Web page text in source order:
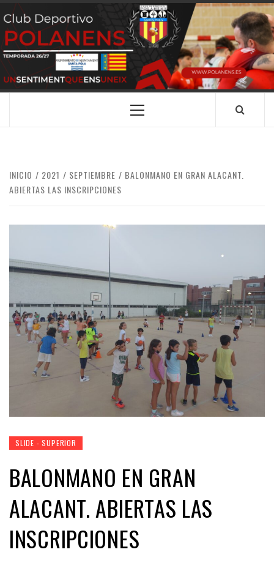
Saltar
al
contenido
CLUB
DEPORTIVO
POLANENS
SANTA POLA
Menú
INICIO 2021 SEPTIEMBRE
BALONMANO EN GRAN ALACANT.
ABIERTAS LAS INSCRIPCIONES
SLIDE - SUPERIOR
BALONMANO EN GRAN
ALACANT. ABIERTAS LAS
INSCRIPCIONES